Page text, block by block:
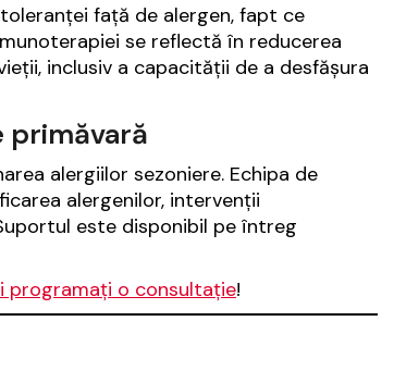
față de alergen, fapt ce
se reflectă în reducerea
inclusiv a capacității de a desfășura
primăvară
alergiilor sezoniere. Echipa de
alergenilor, intervenții
este disponibil pe întreg
programați o consultație!